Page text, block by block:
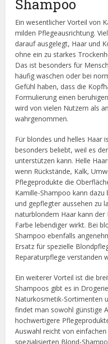
Shampoo
Ein wesentlicher Vorteil von
milden Pflegeausrichtung.
darauf ausgelegt, Haar und
ohne ein zu starkes
Das ist besonders für
häufig waschen oder bei
Gefühl haben, dass die
Formulierung einen
wird von vielen Nutzern als
wahrgenommen.
Für blondes und helles Haar
besonders beliebt, weil es
unterstützen kann. Helle
wenn Rückstände, Kalk,
Pflegeprodukte die
Kamille-Shampoo kann
und gepflegter aussehen zu
naturblondem Haar kann der
Farbe lebendiger wirkt. Bei
Shampoo ebenfalls
Ersatz für spezielle
Reparaturpflege verstanden
Ein weiterer Vorteil ist die
Shampoos gibt es in
Naturkosmetik-Sortimenten
findet man sowohl günstige
hochwertigere
Auswahl reicht von
spezialisierten Blond-